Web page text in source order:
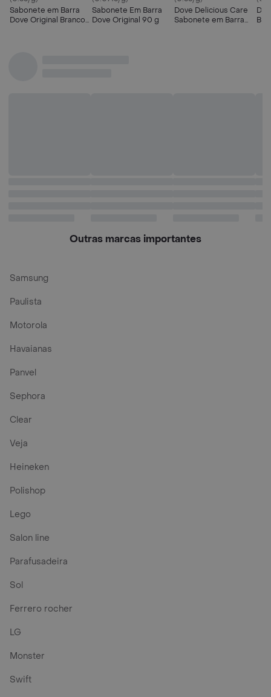
Sabonete em Barra
Dove Original Branco 6
Sabonete Em Barra
Dove Original 90 g
Dove Delicious Care
Sabonete em Barra
Outras marcas importantes
Samsung
Paulista
Motorola
Havaianas
Panvel
Sephora
Clear
Veja
Heineken
Polishop
Lego
Salon line
Parafusadeira
Sol
Ferrero rocher
LG
Monster
Swift